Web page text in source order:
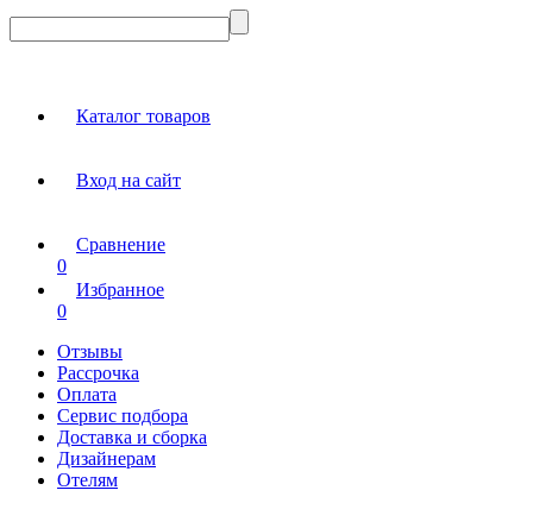
Каталог товаров
Вход на сайт
Сравнение
0
Избранное
0
Отзывы
Рассрочка
Оплата
Сервис подбора
Доставка и сборка
Дизайнерам
Отелям